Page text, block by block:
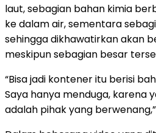
laut, sebagian bahan kimia
ke dalam air, sementara
sehingga dikhawatirkan akan
meskipun sebagian besar
“Bisa jadi kontener itu berisi
Saya hanya menduga, karena
adalah pihak yang